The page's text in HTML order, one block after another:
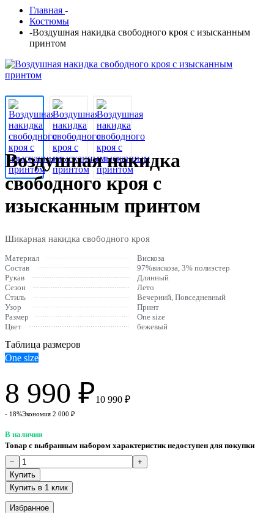
Главная -
Костюмы
-Воздушная накидка свободного кроя с изысканным
принтом
Воздушная накидка
свободного кроя с
изысканным принтом
Шикарная накидка свободного кроя
Материал
Вискоза
Состав
97%вискоза, 3% полиэстер
Рукав
Длинный
Сезон
Лето
Стиль
Вечерний, Повседневный
Узор
Принт
Размер
One size
Цвет
бежевый
Таблица размеров
One size
8 990 ₽10 990 ₽
- 18%Экономия 2 000 ₽
В наличии
Товар с выбранным набором характеристик недоступен для покупки
Купить в 1 клик
Избранное